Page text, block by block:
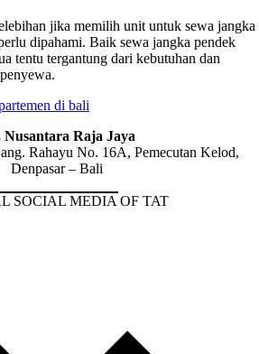
jika memilih unit untuk sewa jangka
dipahami. Baik sewa jangka pendek
tentu tergantung dari kebutuhan dan
di bali
Nusantara Raja Jaya
Rahayu No. 16A, Pemecutan Kelod,
Denpasar – Bali
SOCIAL MEDIA OF TAT